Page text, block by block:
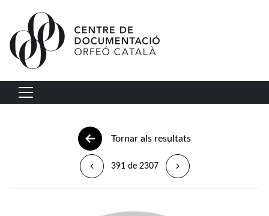
Vés al contingut
Navegació principal
Tornar als resultats
391 de 2307